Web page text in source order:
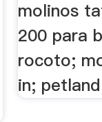
molinos
200 para
rocoto;
in;